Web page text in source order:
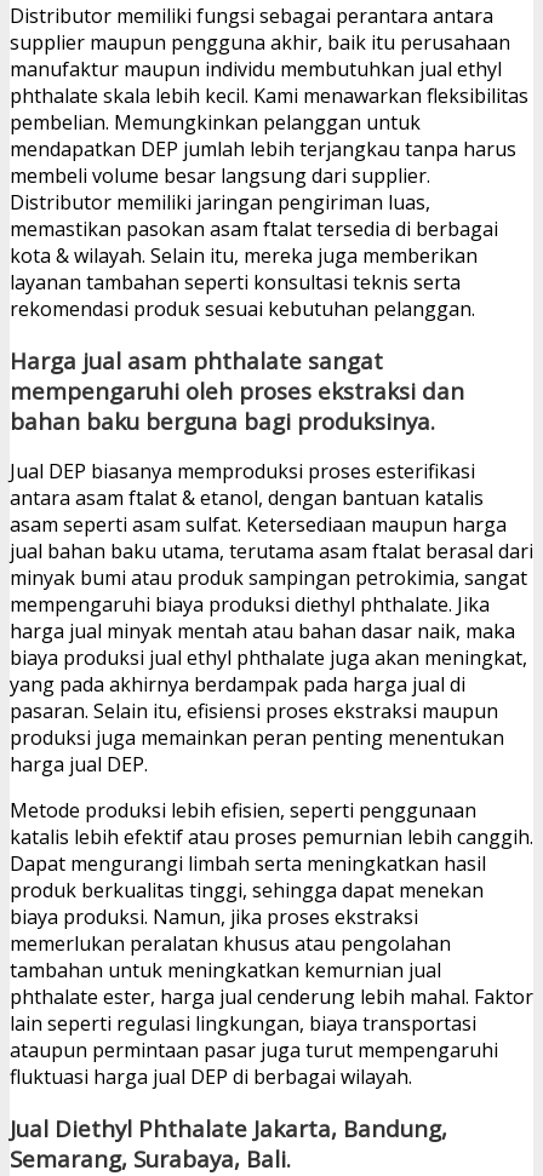
Distributor memiliki fungsi sebagai perantara antara
supplier maupun pengguna akhir, baik itu perusahaan
manufaktur maupun individu membutuhkan jual ethyl
phthalate skala lebih kecil. Kami menawarkan fleksibilitas
pembelian. Memungkinkan pelanggan untuk
mendapatkan DEP jumlah lebih terjangkau tanpa harus
membeli volume besar langsung dari supplier.
Distributor memiliki jaringan pengiriman luas,
memastikan pasokan asam ftalat tersedia di berbagai
kota & wilayah. Selain itu, mereka juga memberikan
layanan tambahan seperti konsultasi teknis serta
rekomendasi produk sesuai kebutuhan pelanggan.
Harga jual asam phthalate sangat
mempengaruhi oleh proses ekstraksi dan
bahan baku berguna bagi produksinya.
Jual DEP biasanya memproduksi proses esterifikasi
antara asam ftalat & etanol, dengan bantuan katalis
asam seperti asam sulfat. Ketersediaan maupun harga
jual bahan baku utama, terutama asam ftalat berasal dari
minyak bumi atau produk sampingan petrokimia, sangat
mempengaruhi biaya produksi diethyl phthalate. Jika
harga jual minyak mentah atau bahan dasar naik, maka
biaya produksi jual ethyl phthalate juga akan meningkat,
yang pada akhirnya berdampak pada harga jual di
pasaran. Selain itu, efisiensi proses ekstraksi maupun
produksi juga memainkan peran penting menentukan
harga jual DEP.
Metode produksi lebih efisien, seperti penggunaan
katalis lebih efektif atau proses pemurnian lebih canggih.
Dapat mengurangi limbah serta meningkatkan hasil
produk berkualitas tinggi, sehingga dapat menekan
biaya produksi. Namun, jika proses ekstraksi
memerlukan peralatan khusus atau pengolahan
tambahan untuk meningkatkan kemurnian jual
phthalate ester, harga jual cenderung lebih mahal. Faktor
lain seperti regulasi lingkungan, biaya transportasi
ataupun permintaan pasar juga turut mempengaruhi
fluktuasi harga jual DEP di berbagai wilayah.
Jual Diethyl Phthalate Jakarta, Bandung,
Semarang, Surabaya, Bali.